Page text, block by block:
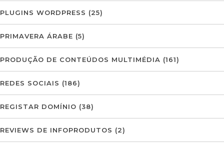
PLUGINS WORDPRESS (25)
PRIMAVERA ÁRABE (5)
PRODUÇÃO DE CONTEÚDOS MULTIMÉDIA (161)
REDES SOCIAIS (186)
REGISTAR DOMÍNIO (38)
REVIEWS DE INFOPRODUTOS (2)